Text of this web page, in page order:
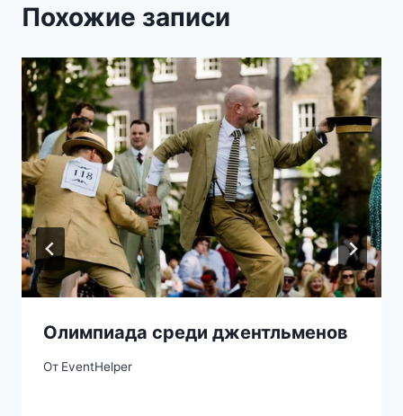
Похожие записи
Олимпиада среди джентльменов
От EventHelper